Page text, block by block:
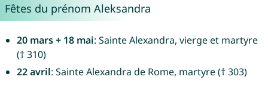
Fêtes du prénom Aleksandra
20 mars + 18 mai: Sainte Alexandra, vierge et martyre
(† 310)
22 avril: Sainte Alexandra de Rome, martyre († 303)